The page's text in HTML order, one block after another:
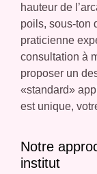
hauteur de
poils, sous-ton
praticienne
consultation à
proposer un
«standard»
est unique,
Notre
institut